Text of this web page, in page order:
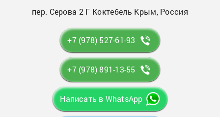
пер. Серова 2 Г Коктебель Крым, Россия
+7 (978) 527-61-93
+7 (978) 891-13-55
Написать в WhatsApp